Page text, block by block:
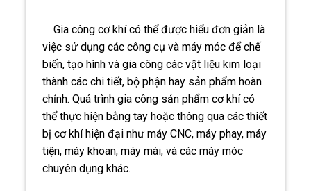
Gia công cơ khí có thể được hiểu đơn giản là
việc sử dụng các công cụ và máy móc để chế
biến, tạo hình và gia công các vật liệu kim loại
thành các chi tiết, bộ phận hay sản phẩm hoàn
chỉnh. Quá trình gia công sản phẩm cơ khí có
thể thực hiện bằng tay hoặc thông qua các thiết
bị cơ khí hiện đại như máy CNC, máy phay, máy
tiện, máy khoan, máy mài, và các máy móc
chuyên dụng khác.